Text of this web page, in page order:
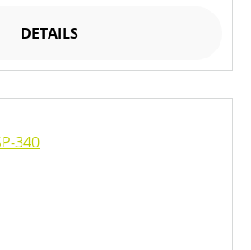
DETAILS